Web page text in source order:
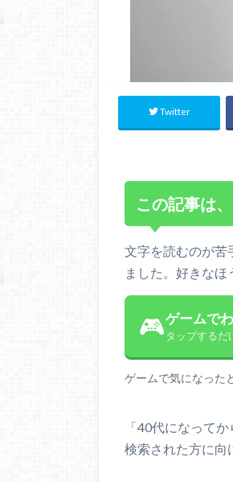
Twitter
この記事は
文字を読むのが苦
ました。好きなほ
🎮ゲームで
タップするだ
ゲームで気になった
「40代になって
検索された方に向